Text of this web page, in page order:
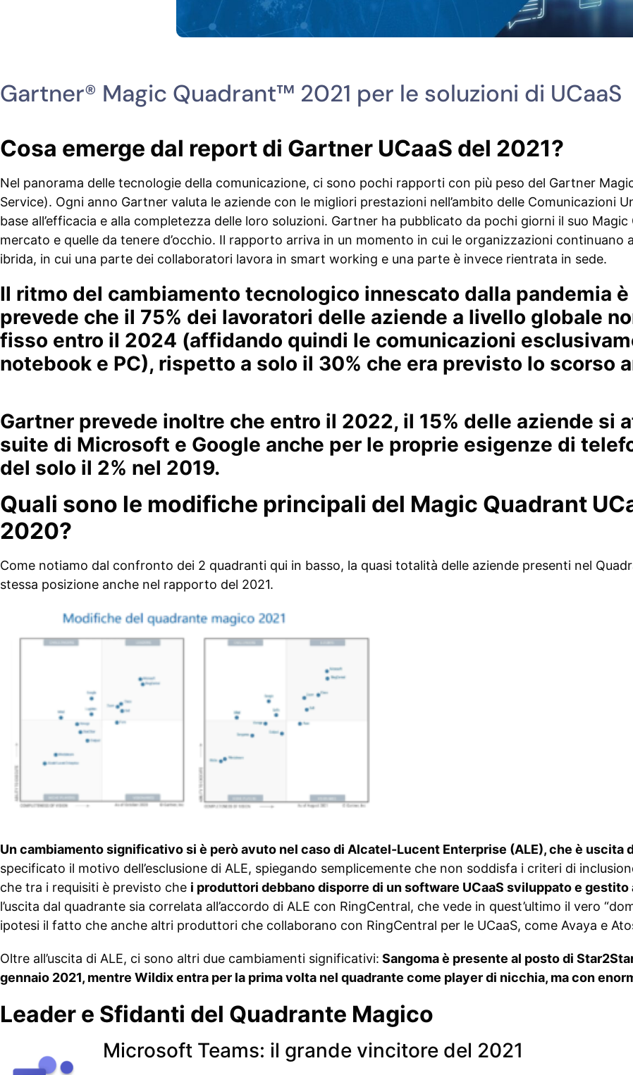
Gartner® Magic Quadrant™ 2021 per le soluzioni di UCaaS
Cosa emerge dal report di Gartner UCaaS del 2021?
Nel panorama delle tecnologie della comunicazione, ci sono pochi rapporti con più peso del Gartner
Service). Ogni anno Gartner valuta le aziende con le migliori prestazioni nell’ambito delle Comunicazioni
base all’efficacia e alla completezza delle loro soluzioni. Gartner ha pubblicato da pochi giorni il suo
mercato e quelle da tenere d’occhio. Il rapporto arriva in un momento in cui le organizzazioni
ibrida, in cui una parte dei collaboratori lavora in smart working e una parte è invece rientrata in sede.
Il ritmo del cambiamento tecnologico innescato dalla pandemia
prevede che il 75% dei lavoratori delle aziende a livello globale
fisso entro il 2024 (affidando quindi le comunicazioni
notebook e PC), rispetto a solo il 30% che era previsto lo scorso
Gartner prevede inoltre che entro il 2022, il 15% delle aziende si
suite di Microsoft e Google anche per le proprie esigenze di
del solo il 2% nel 2019.
Quali sono le modifiche principali del Magic Quadrant
2020?
Come notiamo dal confronto dei 2 quadranti qui in basso, la quasi totalità delle aziende presenti nel
stessa posizione anche nel rapporto del 2021.
Un cambiamento significativo si è però avuto nel caso di Alcatel-Lucent Enterprise (ALE), che è uscita
specificato il motivo dell’esclusione di ALE, spiegando semplicemente che non soddisfa i criteri di
che tra i requisiti è previsto che i produttori debbano disporre di un software UCaaS sviluppato e gestito
l’uscita dal quadrante sia correlata all’accordo di ALE con RingCentral, che vede in quest’ultimo il vero
ipotesi il fatto che anche altri produttori che collaborano con RingCentral per le UCaaS, come Avaya e
Oltre all’uscita di ALE, ci sono altri due cambiamenti significativi: Sangoma è presente al posto di
gennaio 2021, mentre Wildix entra per la prima volta nel quadrante come player di nicchia, ma con
Leader e Sfidanti del Quadrante Magico
Microsoft Teams: il grande vincitore del 2021